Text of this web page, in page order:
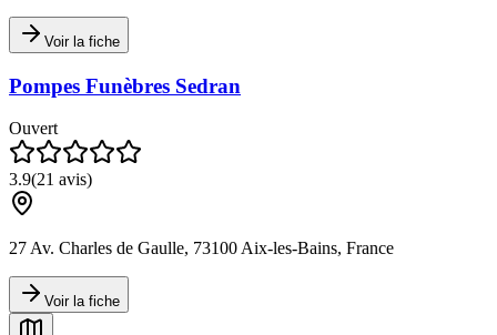
Voir la fiche
Pompes Funèbres Sedran
Ouvert
3.9(21 avis)
27 Av. Charles de Gaulle, 73100 Aix-les-Bains, France
Voir la fiche